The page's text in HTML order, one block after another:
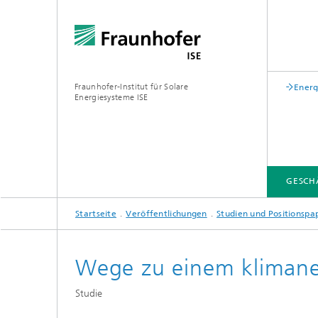
Fraunhofer-Institut für Solare
Energiesysteme ISE
GESCHÄFTSFELDER
FUE-INFRASTRUKTUR
Zentrum für höchsteffiziente
Solarzellen
LEITTHEMEN
ÜBER UNS
VERÖFFENTLICHUNGEN
Startseite Veröffentlichungen Studien und
Wege zu einem
Studie